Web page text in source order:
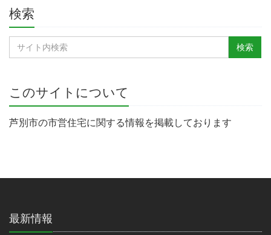
検索
このサイトについて
芦別市の市営住宅に関する情報を掲載しております
最新情報